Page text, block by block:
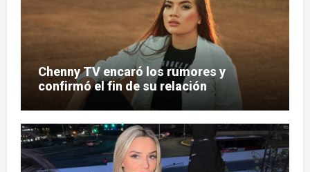
Chenny TV encaró los rumores y
confirmó el fin de su relación